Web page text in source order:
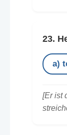
23.
a)
[Er ist